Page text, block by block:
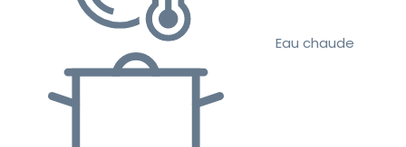
Eau chaude